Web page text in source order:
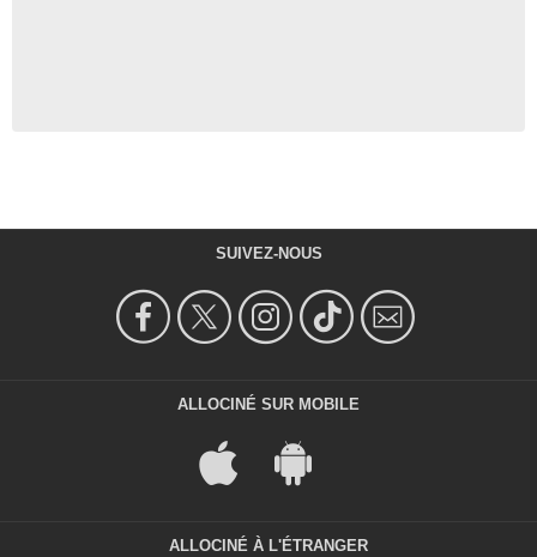
SUIVEZ-NOUS
ALLOCINÉ SUR MOBILE
ALLOCINÉ À L'ÉTRANGER